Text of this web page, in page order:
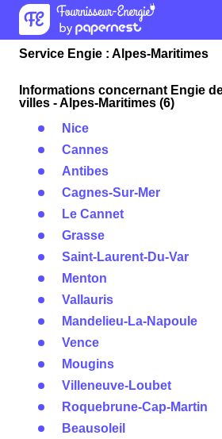
Service Engie : Alpes-Maritimes
Informations concernant Engie
villes - Alpes-Maritimes (6)
Nice
Cannes
Antibes
Cagnes-Sur-Mer
Le Cannet
Grasse
Saint-Laurent-Du-Var
Menton
Vallauris
Mandelieu-La-Napoule
Vence
Mougins
Villeneuve-Loubet
Roquebrune-Cap-Martin
Beausoleil